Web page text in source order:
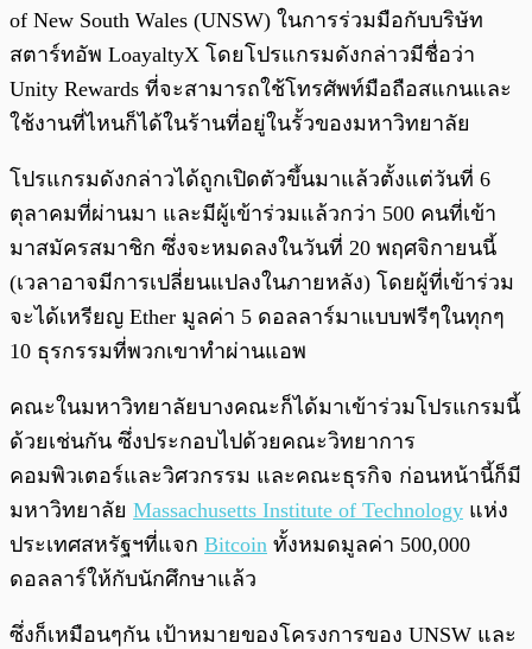
of New South Wales (UNSW) ในการร่วมมือกับบริษัท
สตาร์ทอัพ LoayaltyX โดยโปรแกรมดังกล่าวมีชื่อว่า
Unity Rewards ที่จะสามารถใช้โทรศัพท์มือถือสแกนและ
ใช้งานที่ไหนก็ได้ในร้านที่อยู่ในรั้วของมหาวิทยาลัย
โปรแกรมดังกล่าวได้ถูกเปิดตัวขึ้นมาแล้วตั้งแต่วันที่ 6
ตุลาคมที่ผ่านมา และมีผู้เข้าร่วมแล้วกว่า 500 คนที่เข้า
มาสมัครสมาชิก ซึ่งจะหมดลงในวันที่ 20 พฤศจิกายนนี้
(เวลาอาจมีการเปลี่ยนแปลงในภายหลัง) โดยผู้ที่เข้าร่วม
จะได้เหรียญ Ether มูลค่า 5 ดอลลาร์มาแบบฟรีๆในทุกๆ
10 ธุรกรรมที่พวกเขาทำผ่านแอพ
คณะในมหาวิทยาลัยบางคณะก็ได้มาเข้าร่วมโปรแกรมนี้
ด้วยเช่นกัน ซึ่งประกอบไปด้วยคณะวิทยาการ
คอมพิวเตอร์และวิศวกรรม และคณะธุรกิจ ก่อนหน้านี้ก็มี
มหาวิทยาลัย Massachusetts Institute of Technology แห่ง
ประเทศสหรัฐฯที่แจก Bitcoin ทั้งหมดมูลค่า 500,000
ดอลลาร์ให้กับนักศึกษาแล้ว
ซึ่งก็เหมือนๆกัน เป้าหมายของโครงการของ UNSW และ